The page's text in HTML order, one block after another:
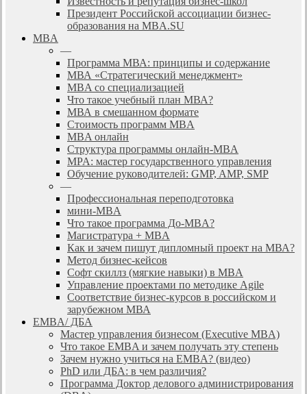
Президент Российской ассоциации бизнес-
образования на MBA.SU
MBA
—
Программа МВА: принципы и содержание
МВА «Cтратегический менеджмент»
MBA со специализацией
Что такое учебный план МВА?
МВА в смешанном формате
Стоимость программ MBA
MBA онлайн
Cтруктура программы онлайн-MBA
MPA: мастер государственного управления
Обучение руководителей: GMP, AMP, SMP
—
Профессиональная переподготовка
мини-MBA
Что такое программа До-MBA?
Магистратура + MBA
Как и зачем пишут дипломный проект на МВА?
Метод бизнес-кейсов
Софт скиллз (мягкие навыки) в MBA
Управление проектами по методике Agile
Соответствие бизнес-курсов в российском и
зарубежном МВА
EMBA/ ДБA
Мастер управления бизнесом (Executive MBA)
Что такое EMBA и зачем получать эту степень
Зачем нужно учиться на EMBA? (видео)
PhD или ДБА: в чем различия?
Программа Доктор делового администрирования